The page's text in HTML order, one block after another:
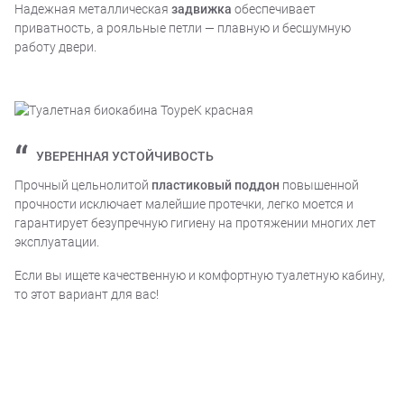
Надежная металлическая задвижка обеспечивает
приватность, а рояльные петли — плавную и бесшумную
работу двери.
УВЕРЕННАЯ УСТОЙЧИВОСТЬ
Прочный цельнолитой пластиковый поддон повышенной
прочности исключает малейшие протечки, легко моется и
гарантирует безупречную гигиену на протяжении многих лет
эксплуатации.
Если вы ищете качественную и комфортную туалетную кабину,
то этот вариант для вас!